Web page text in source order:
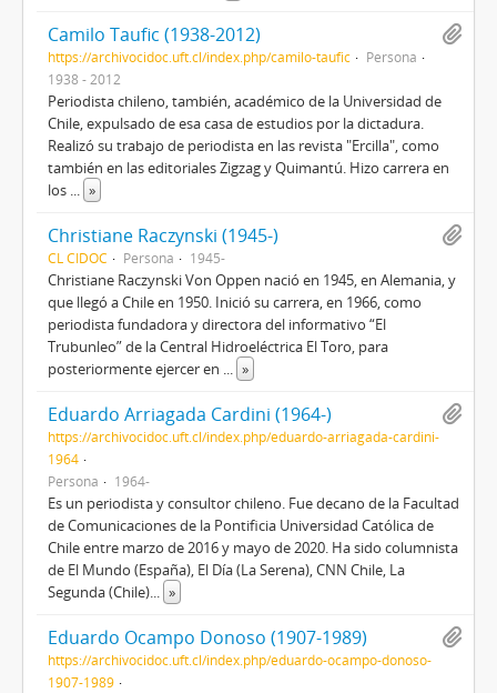
Camilo Taufic (1938-2012)
https://archivocidoc.uft.cl/index.php/camilo-taufic
Persona
1938 - 2012
Periodista chileno, también, académico de la Universidad de
Chile, expulsado de esa casa de estudios por la dictadura.
Realizó su trabajo de periodista en las revista "Ercilla", como
también en las editoriales Zigzag y Quimantú. Hizo carrera en
los ... »
Christiane Raczynski (1945-)
CL CIDOC Persona 1945-
Christiane Raczynski Von Oppen nació en 1945, en Alemania, y
que llegó a Chile en 1950. Inició su carrera, en 1966, como
periodista fundadora y directora del informativo “El
Trubunleo” de la Central Hidroeléctrica El Toro, para
posteriormente ejercer en ... »
Eduardo Arriagada Cardini (1964-)
https://archivocidoc.uft.cl/index.php/eduardo-arriagada-cardini-
1964
Persona
1964-
Es un periodista y consultor chileno. Fue decano de la Facultad
de Comunicaciones de la Pontificia Universidad Católica de
Chile entre marzo de 2016 y mayo de 2020. Ha sido columnista
de El Mundo (España), El Día (La Serena), CNN Chile, La
Segunda (Chile)... »
Eduardo Ocampo Donoso (1907-1989)
https://archivocidoc.uft.cl/index.php/eduardo-ocampo-donoso-
1907-1989